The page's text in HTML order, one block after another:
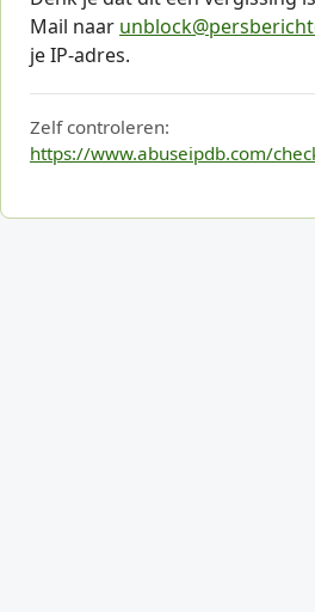
Mail naar
je IP-adres.
Zelf controleren:
https://www.abuseipdb.com/